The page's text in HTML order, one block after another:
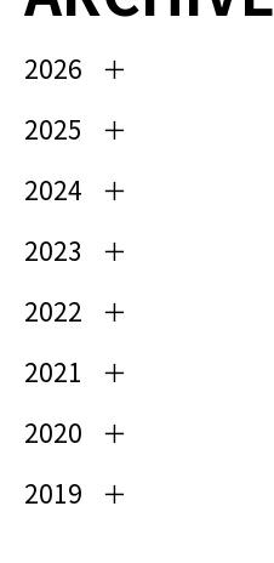
2026
2025
2024
2023
2022
2021
2020
2019